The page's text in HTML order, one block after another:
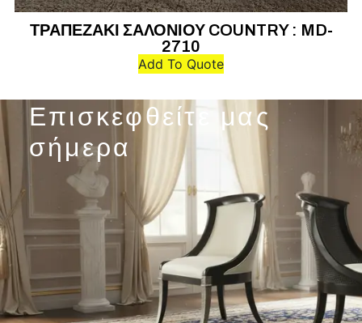
ΤΡΑΠΕΖΑΚΙ ΣΑΛΟΝΙΟΥ COUNTRY : MD-
2710
Add To Quote
Επισκεφθείτε μας
σήμερα